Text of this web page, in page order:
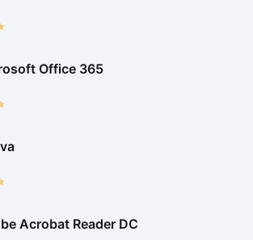
Office 365
Acrobat Reader DC